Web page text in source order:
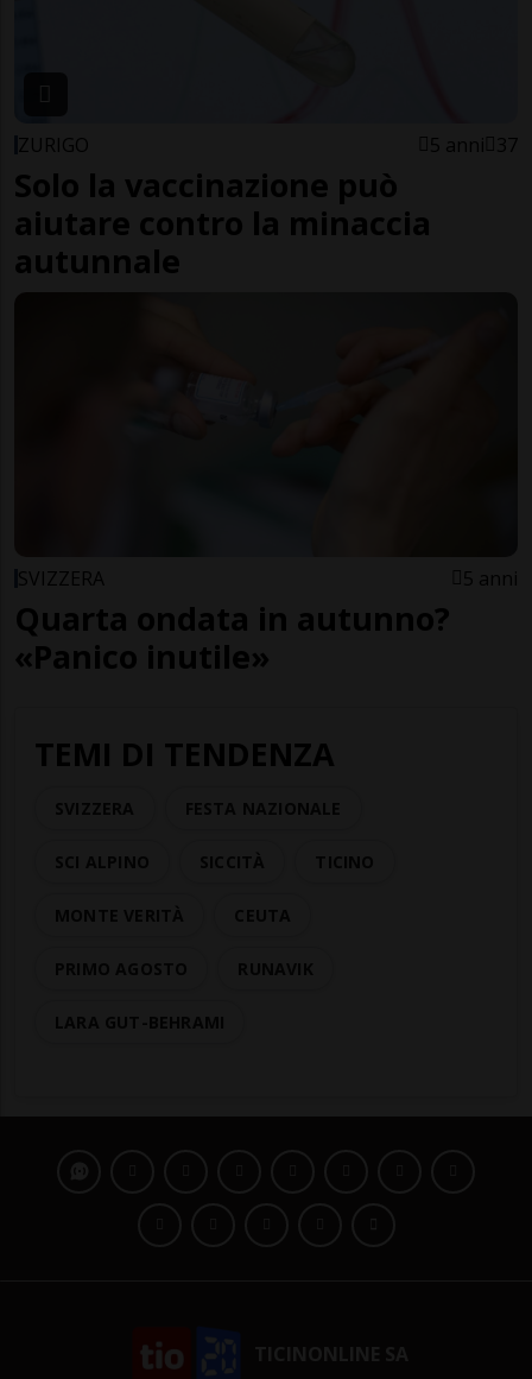
ZURIGO 5 anni 37
Solo la vaccinazione può
aiutare contro la minaccia
autunnale
SVIZZERA 5 anni
Quarta ondata in autunno?
«Panico inutile»
TEMI DI TENDENZA